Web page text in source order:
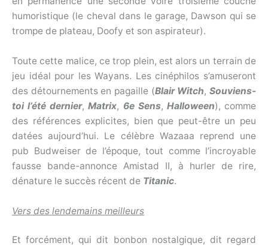
humoristique (le cheval dans le garage, Dawson qui se
trompe de plateau, Doofy et son aspirateur).
Toute cette malice, ce trop plein, est alors un terrain de
jeu idéal pour les Wayans. Les cinéphilos s’amuseront
des détournements en pagaille (Blair Witch,Souviens-
toi l’été dernier,Matrix, 6e Sens, Halloween), comme
des références explicites, bien que peut-être un peu
datées aujourd’hui. Le célèbre Wazaaa reprend une
pub Budweiser de l’époque, tout comme l’incroyable
fausse bande-annonce Amistad II, à hurler de rire,
dénature le succès récent de Titanic.
Vers des lendemains meilleurs
Et forcément, qui dit bonbon nostalgique, dit regard